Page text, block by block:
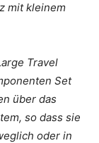
mit kleinem
Travel
Set
über das
so dass sie
oder in